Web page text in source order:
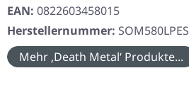
EAN: 0822603458015
Herstellernummer: SOM580LPES
Mehr ‚Death Metal‘ Produkte...